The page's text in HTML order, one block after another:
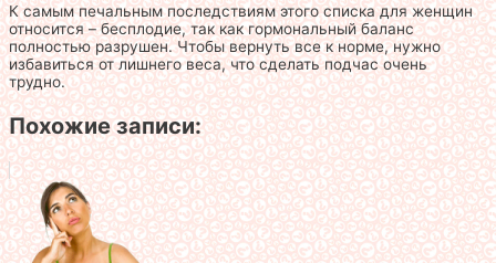
К самым печальным последствиям этого списка для женщин
относится – бесплодие, так как гормональный баланс
полностью разрушен. Чтобы вернуть все к норме, нужно
избавиться от лишнего веса, что сделать подчас очень
трудно.
Похожие записи: